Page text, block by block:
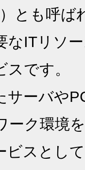
とも呼ば
なITリソ
です。
サーバや
ーク環境
ビスとし